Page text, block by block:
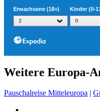
Weitere Europa-
Pauschalreise Mitteleuropa |